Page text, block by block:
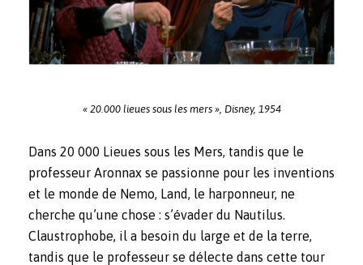
« 20.000 lieues sous les mers », Disney, 1954
Dans 20 000 Lieues sous les Mers, tandis que le
professeur Aronnax se passionne pour les inventions
et le monde de Nemo, Land, le harponneur, ne
cherche qu’une chose : s’évader du Nautilus.
Claustrophobe, il a besoin du large et de la terre,
tandis que le professeur se délecte dans cette tour